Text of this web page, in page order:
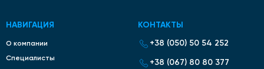
НАВИГАЦИЯ
О компании
Специалисты
КОНТАКТЫ
+38 (050) 50 54 252
+38 (067) 80 80 377